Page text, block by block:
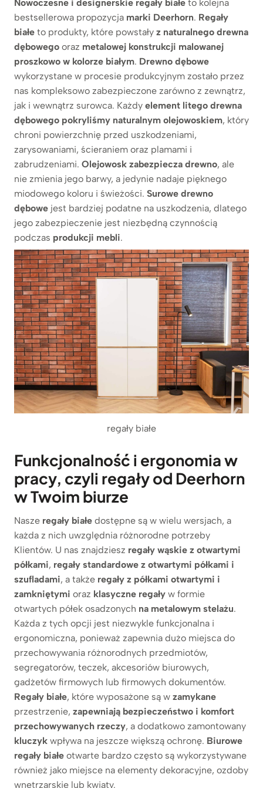
Nowoczesne i designerskie regały białe to kolejna
bestsellerowa propozycja marki Deerhorn. Regały
białe to produkty, które powstały z naturalnego drewna
dębowego oraz metalowej konstrukcji malowanej
proszkowo w kolorze białym. Drewno dębowe
wykorzystane w procesie produkcyjnym zostało przez
nas kompleksowo zabezpieczone zarówno z zewnątrz,
jak i wewnątrz surowca. Każdy element litego drewna
dębowego pokryliśmy naturalnym olejowoskiem, który
chroni powierzchnię przed uszkodzeniami,
zarysowaniami, ścieraniem oraz plamami i
zabrudzeniami. Olejowosk zabezpiecza drewno, ale
nie zmienia jego barwy, a jedynie nadaje pięknego
miodowego koloru i świeżości. Surowe drewno
dębowe jest bardziej podatne na uszkodzenia, dlatego
jego zabezpieczenie jest niezbędną czynnością
podczas produkcji mebli.
regały białe
Funkcjonalność i ergonomia w
pracy, czyli regały od Deerhorn
w Twoim biurze
Nasze regały białe dostępne są w wielu wersjach, a
każda z nich uwzględnia różnorodne potrzeby
Klientów. U nas znajdziesz regały wąskie z otwartymi
półkami, regały standardowe z otwartymi półkami i
szufladami, a także regały z półkami otwartymi i
zamkniętymi oraz klasyczne regały w formie
otwartych półek osadzonych na metalowym stelażu.
Każda z tych opcji jest niezwykle funkcjonalna i
ergonomiczna, ponieważ zapewnia dużo miejsca do
przechowywania różnorodnych przedmiotów,
segregatorów, teczek, akcesoriów biurowych,
gadżetów firmowych lub firmowych dokumentów.
Regały białe, które wyposażone są w zamykane
przestrzenie, zapewniają bezpieczeństwo i komfort
przechowywanych rzeczy, a dodatkowo zamontowany
kluczyk wpływa na jeszcze większą ochronę. Biurowe
regały białe otwarte bardzo często są wykorzystywane
również jako miejsce na elementy dekoracyjne, ozdoby
wnętrzarskie lub kwiaty.